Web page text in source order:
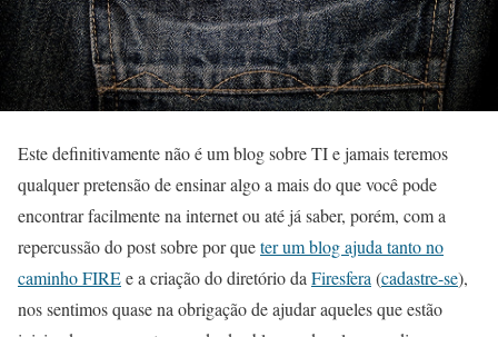
Este definitivamente não é um blog sobre TI e jamais teremos
qualquer pretensão de ensinar algo a mais do que você pode
encontrar facilmente na internet ou até já saber, porém, com a
repercussão do post sobre por queter um blog ajuda tanto no
caminho FIREe a criação do diretório da Firesfera (cadastre-se),
nos sentimos quase na obrigação de ajudar aqueles que estão